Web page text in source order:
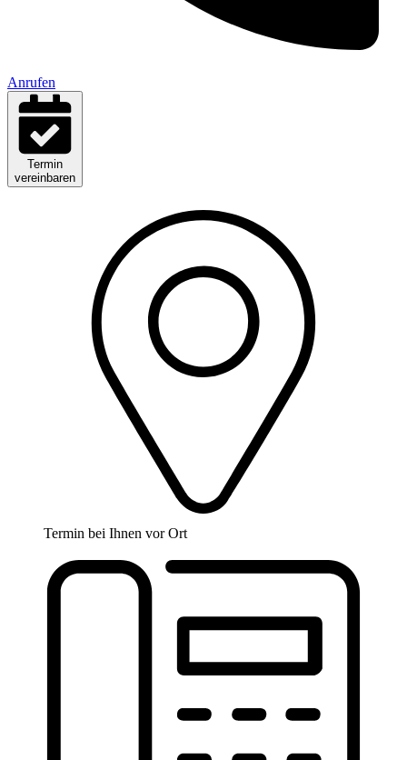
Anrufen
Termin
vereinbaren
Termin bei Ihnen vor Ort